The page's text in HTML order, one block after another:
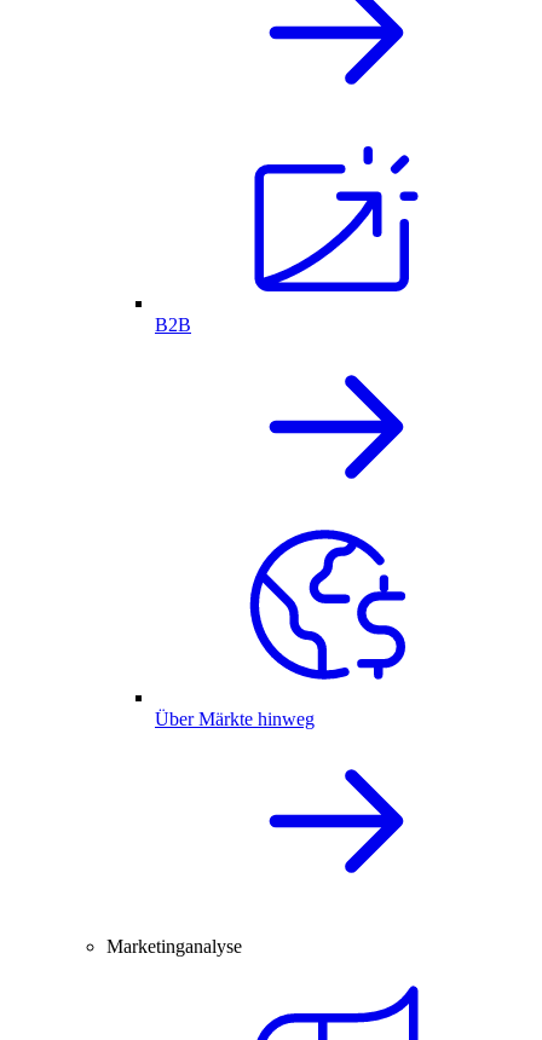
B2B
Über Märkte hinweg
Marketinganalyse